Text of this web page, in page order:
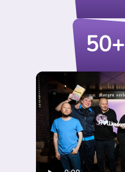
50+